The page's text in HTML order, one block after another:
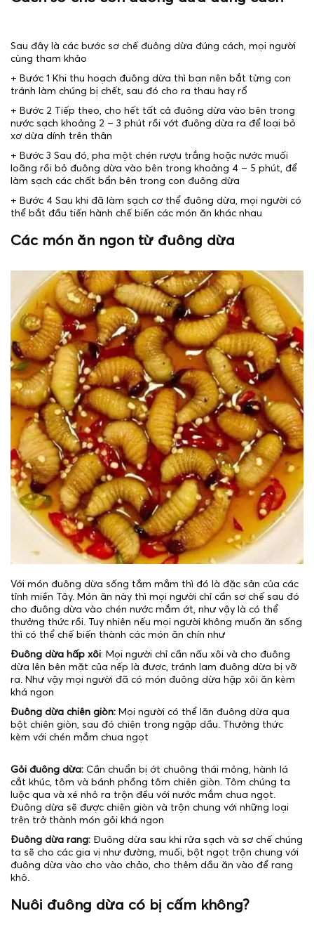
Sau đây là các bước sơ chế đuông dừa đúng cách, mọi người
cùng tham khảo
+ Bước 1 Khi thu hoạch đuông dừa thì bạn nên bắt từng con
tránh làm chúng bị chết, sau đó cho ra thau hay rổ
+ Bước 2 Tiếp theo, cho hết tất cả đuông dừa vào bên trong
nước sạch khoảng 2 – 3 phút rồi vớt đuông dừa ra để loại bỏ
xơ dừa dính trên thân
+ Bước 3 Sau đó, pha một chén rượu trắng hoặc nước muối
loãng rồi bỏ đuông dừa vào bên trong khoảng 4 – 5 phút, để
làm sạch các chất bẩn bên trong con đuông dừa
+ Bước 4 Sau khi đã làm sạch cơ thể đuông dừa, mọi người có
thể bắt đầu tiến hành chế biến các món ăn khác nhau
Các món ăn ngon từ đuông dừa
Với món đuông dừa sống tắm mắm thì đó là đặc sản của các
tỉnh miền Tây. Món ăn này thì mọi người chỉ cần sơ chế sau đó
cho đuông dừa vào chén nước mắm ớt, như vậy là có thể
thưởng thức rồi. Tuy nhiên nếu mọi người không muốn ăn sống
thì có thể chế biến thành các món ăn chín như
Đuông dừa hấp xôi: Mọi người chỉ cần nấu xôi và cho đuông
dừa lên bên mặt của nếp là được, tránh lam đuông dừa bị vỡ
ra. Như vậy mọi người đã có món đuông dừa hập xôi ăn kèm
khá ngon
Đuông dừa chiên giòn: Mọi người có thể lăn đuông dừa qua
bột chiên giòn, sau đó chiên trong ngập dầu. Thưởng thức
kèm với chén mắm chua ngọt
Gỏi đuông dừa: Cần chuẩn bị ớt chuông thái mỏng, hành lá
cắt khúc, tôm và bánh phồng tôm chiên giòn. Tôm chúng ta
luộc qua và xé nhỏ ra trộn đều với nước mắm chua ngọt.
Đuông dừa sẽ được chiên giòn và trộn chung với những loại
trên trở thành món gỏi khá ngon
Đuông dừa rang: Đuông dừa sau khi rửa sạch và sơ chế chúng
ta sẽ cho các gia vị như đường, muối, bột ngọt trộn chung với
đuông dừa vào cho vào chảo, cho thêm dầu ăn vào để rang
khô.
Nuôi đuông dừa có bị cấm không?